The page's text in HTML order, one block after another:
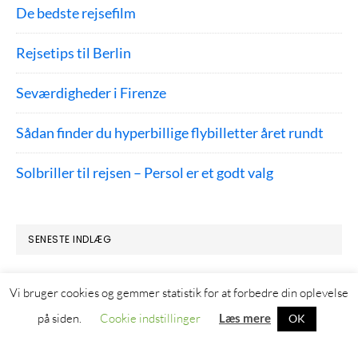
De bedste rejsefilm
Rejsetips til Berlin
Seværdigheder i Firenze
Sådan finder du hyperbillige flybilletter året rundt
Solbriller til rejsen – Persol er et godt valg
SENESTE INDLÆG
Hotel i Boston – Hvor skal man bo i Boston?
Vi bruger cookies og gemmer statistik for at forbedre din oplevelse
på siden.
Cookie indstillinger Læs mere OK